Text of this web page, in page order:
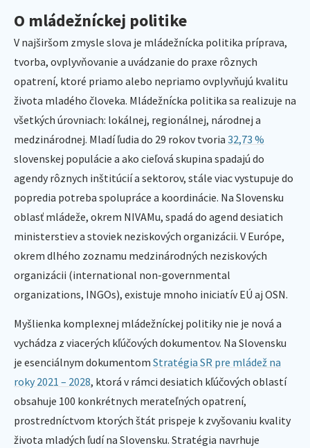
O mládežníckej politike
V najširšom zmysle slova je mládežnícka politika príprava,
tvorba, ovplyvňovanie a uvádzanie do praxe rôznych
opatrení, ktoré priamo alebo nepriamo ovplyvňujú kvalitu
života mladého človeka. Mládežnícka politika sa realizuje na
všetkých úrovniach: lokálnej, regionálnej, národnej a
medzinárodnej. Mladí ľudia do 29 rokov tvoria 32,73 %
slovenskej populácie a ako cieľová skupina spadajú do
agendy rôznych inštitúcií a sektorov, stále viac vystupuje do
popredia potreba spolupráce a koordinácie. Na Slovensku
oblasť mládeže, okrem NIVAMu, spadá do agend desiatich
ministerstiev a stoviek neziskových organizácii. V Európe,
okrem dlhého zoznamu medzinárodných neziskových
organizácii (international non-governmental
organizations, INGOs), existuje mnoho iniciatív EÚ aj OSN.
Myšlienka komplexnej mládežníckej politiky nie je nová a
vychádza z viacerých kľúčových dokumentov. Na Slovensku
je esenciálnym dokumentom Stratégia SR pre mládež na
roky 2021 – 2028, ktorá v rámci desiatich kľúčových oblastí
obsahuje 100 konkrétnych merateľných opatrení,
prostredníctvom ktorých štát prispeje k zvyšovaniu kvality
života mladých ľudí na Slovensku. Stratégia navrhuje